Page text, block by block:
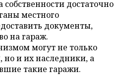
достаточно
местного
документы,
на гараж.
могут не только
и их наследники, а
такие гаражи.